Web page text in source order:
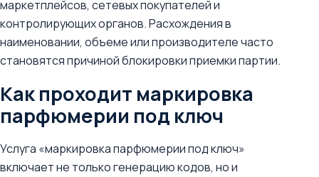
маркетплейсов, сетевых покупателей и
контролирующих органов. Расхождения в
наименовании, объеме или производителе часто
становятся причиной блокировки приемки партии.
Как проходит маркировка
парфюмерии под ключ
Услуга «маркировка парфюмерии под ключ»
включает не только генерацию кодов, но и